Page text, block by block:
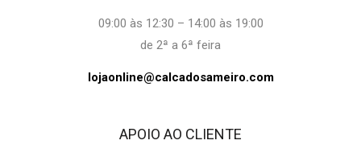
09:00 às 12:30 – 14:00 às 19:00
de 2ª a 6ª feira
lojaonline@calcadosameiro.com
APOIO AO CLIENTE